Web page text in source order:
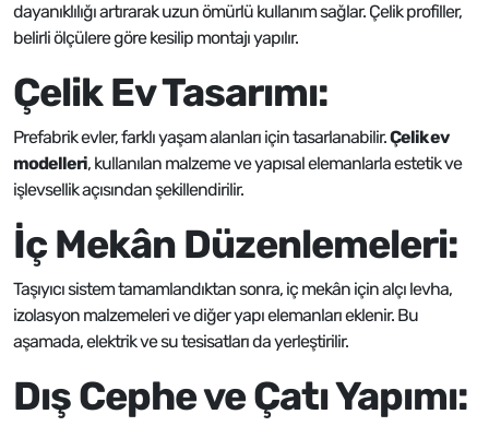
dayanıklılığı artırarak uzun ömürlü kullanım sağlar. Çelik profiller,
belirli ölçülere göre kesilip montajı yapılır.
Çelik Ev Tasarımı:
Prefabrik evler, farklı yaşam alanları için tasarlanabilir.Çelik ev
modelleri, kullanılan malzeme ve yapısal elemanlarla estetik ve
işlevsellik açısından şekillendirilir.
İç Mekân Düzenlemeleri:
Taşıyıcı sistem tamamlandıktan sonra, iç mekân için alçı levha,
izolasyon malzemeleri ve diğer yapı elemanları eklenir. Bu
aşamada, elektrik ve su tesisatları da yerleştirilir.
Dış Cephe ve Çatı Yapımı: